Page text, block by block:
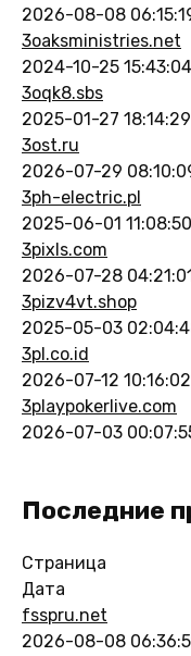
2026-08-08
3oaksministries.net
2024-10-25 15:43:04
3oqk8.sbs
2025-01-27 18:14:29
3ost.ru
2026-07-29
3ph-electric.pl
2025-06-01 11:08:50
3pixls.com
2026-07-28
3pizv4vt.shop
2025-05-03
3pl.co.id
2026-07-12 10:16:02
3playpokerlive.com
2026-07-03
Последние
Страница
Дата
fsspru.net
2026-08-08